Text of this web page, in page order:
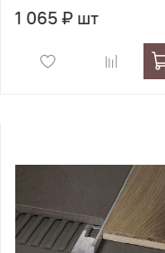
1 065 ₽ шт